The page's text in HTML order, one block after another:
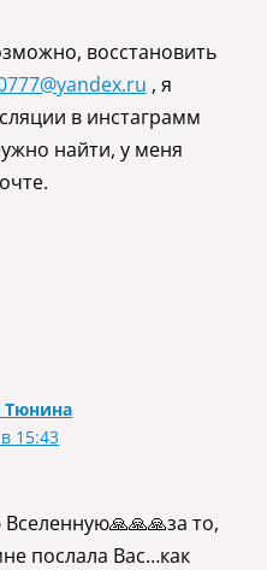
восстановить
, я
в инстаграмм
найти, у меня
Тюнина
15:43
то,
послала Вас…как